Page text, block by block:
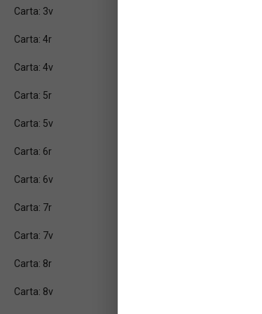
Carta: 3v
Carta: 4r
Carta: 4v
Carta: 5r
Carta: 5v
Carta: 6r
Carta: 6v
Carta: 7r
Carta: 7v
Carta: 8r
Carta: 8v